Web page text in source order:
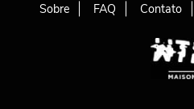
Sobre FAQ Contato